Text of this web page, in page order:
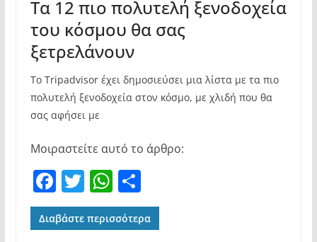
Τα 12 πιο πολυτελή ξενοδοχεία
του κόσμου θα σας
ξετρελάνουν
Το Τripadvisor έχει δημοσιεύσει μια λίστα με τα πιο
πολυτελή ξενοδοχεία στον κόσμο, με χλιδή που θα
σας αφήσει με
Μοιραστείτε αυτό το άρθρο:
F
a
c
T
w
itt
W
h
at
Μ
οι
ρ
Διαβάστε περισσότερα